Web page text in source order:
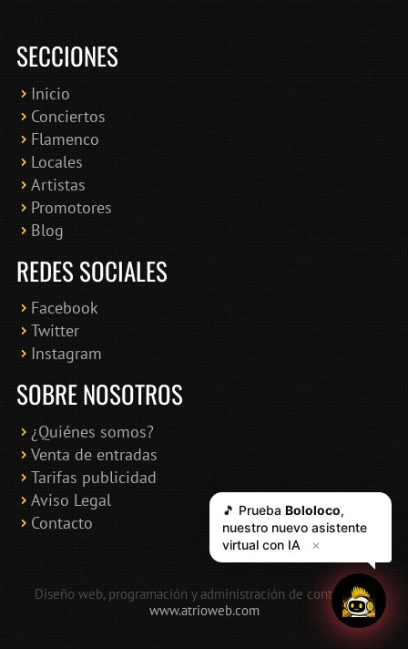
SECCIONES
Inicio
Conciertos
Flamenco
Locales
Artistas
Promotores
Blog
REDES SOCIALES
Facebook
Twitter
Instagram
SOBRE NOSOTROS
¿Quiénes somos?
Venta de entradas
Tarifas publicidad
Aviso Legal
Contacto
Diseño web, programación y administración de contenidos:
www.atrioweb.com
🎵 Prueba Bololoco,
nuestro nuevo asistente
virtual con IA
✕